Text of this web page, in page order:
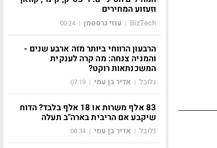
וזעזוע המחירים
BizTech
| עוזי גרסטמן |
00:24
הרבעון הרווחי ביותר מזה ארבע שנים -
והמניה צנחה: מה קרה לענקית
המשכנתאות רוקט?
גלובל | אדיר בן עמי |
07:19
83 אלף משרות או 18 אלף בלבד? הדוח
שיקבע אם הריבית בארה"ב תעלה
גלובל | אדיר בן עמי |
00:34